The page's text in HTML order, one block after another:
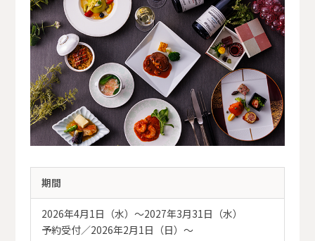
期間
2026年4月1日（水）～2027年3月31日（水）
予約受付／2026年2月1日（日）～